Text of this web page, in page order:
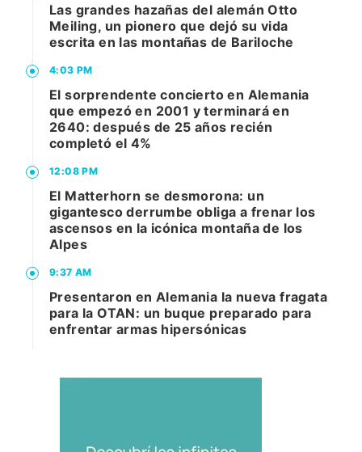
Las grandes hazañas del alemán Otto
Meiling, un pionero que dejó su vida
escrita en las montañas de Bariloche
4:03 PM
El sorprendente concierto en Alemania
que empezó en 2001 y terminará en
2640: después de 25 años recién
completó el 4%
12:08 PM
El Matterhorn se desmorona: un
gigantesco derrumbe obliga a frenar los
ascensos en la icónica montaña de los
Alpes
9:37 AM
Presentaron en Alemania la nueva fragata
para la OTAN: un buque preparado para
enfrentar armas hipersónicas